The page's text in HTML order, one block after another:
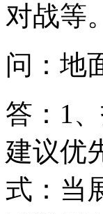
对战等。
问：地
答：1
建议优
式：当